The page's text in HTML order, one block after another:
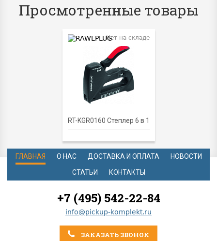
Просмотренные товары
RT-KGR0160 Степлер 6 в 1
Нет на складе
ГЛАВНАЯ О НАС ДОСТАВКА И ОПЛАТА НОВОСТИ
СТАТЬИ КОНТАКТЫ
+7 (495) 542-22-84
info@pickup-komplekt.ru
ЗАКАЗАТЬ ЗВОНОК